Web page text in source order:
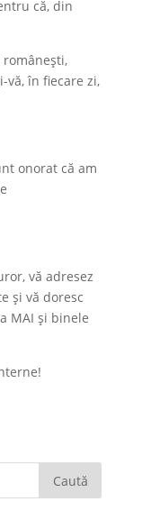
că, din
în fiecare zi,
onorat că am
vă adresez
și vă doresc
MAI și binele